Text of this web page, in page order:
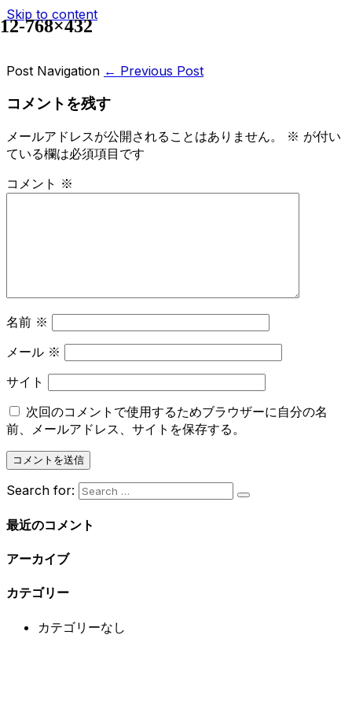
Skip to content
12-768×432
Post Navigation ← Previous Post
コメントを残す
メールアドレスが公開されることはありません。 ※ が付い
ている欄は必須項目です
コメント ※
名前 ※
メール ※
サイト
次回のコメントで使用するためブラウザーに自分の名
前、メールアドレス、サイトを保存する。
Search for:
最近のコメント
アーカイブ
カテゴリー
カテゴリーなし